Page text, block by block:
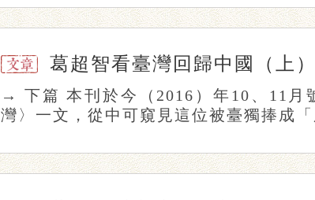
葛超智看臺灣回歸中國（上）
→ 下篇 本刊於今（2016）年10、11
灣〉一文，從中可窺見這位被臺獨捧成